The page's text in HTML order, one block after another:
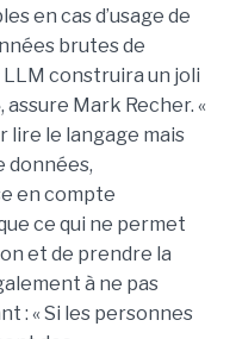
sen cas d’usage de
brutes de
construira un joli
assure Mark Recher. «
lire le langage mais
données,
en compte
ce qui ne permet
et de prendre la
à ne pas
: « Si les personnes